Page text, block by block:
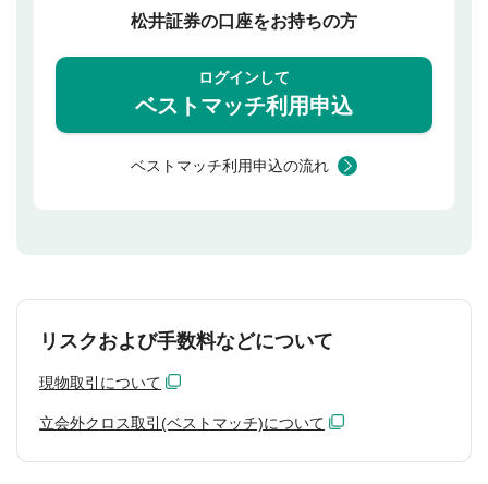
松井証券の口座をお持ちの方
ログインして
ベストマッチ利用申込
ベストマッチ利用申込の流れ
リスクおよび手数料などについて
現物取引について
立会外クロス取引(ベストマッチ)について